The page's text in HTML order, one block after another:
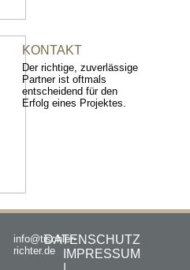
KONTAKT
Der richtige, zuverlässige
Partner ist oftmals
entscheidend für den
Erfolg eines Projektes.
info@tischler-
richter.de
DATENSCHUTZ
IMPRESSUM